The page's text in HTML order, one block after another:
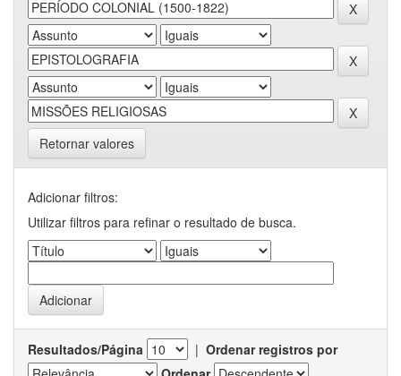
Retornar valores
Adicionar filtros:
Utilizar filtros para refinar o resultado de busca.
Resultados/Página | Ordenar registros por